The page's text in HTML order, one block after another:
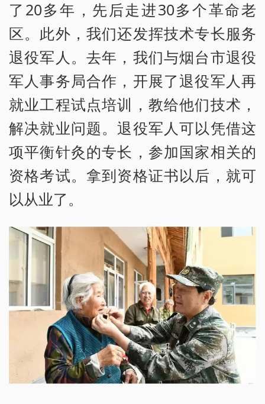
了20多年，先后走进30多个革命老
区。此外，我们还发挥技术专长服务
退役军人。去年，我们与烟台市退役
军人事务局合作，开展了退役军人再
就业工程试点培训，教给他们技术，
解决就业问题。退役军人可以凭借这
项平衡针灸的专长，参加国家相关的
资格考试。拿到资格证书以后，就可
以从业了。